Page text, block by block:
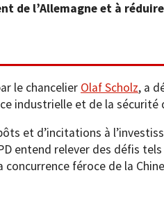
de l’Allemagne et à
le chancelier Olaf Scholz, a
industrielle et de la sécurité
et d’incitations à
entend relever des défis
concurrence féroce de la